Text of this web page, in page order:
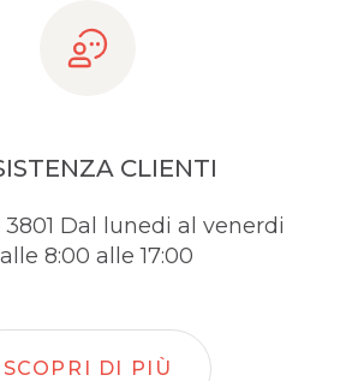
CLIENTI
Dal lunedi al venerdi
8:00 alle 17:00
SCOPRI DI PIÙ